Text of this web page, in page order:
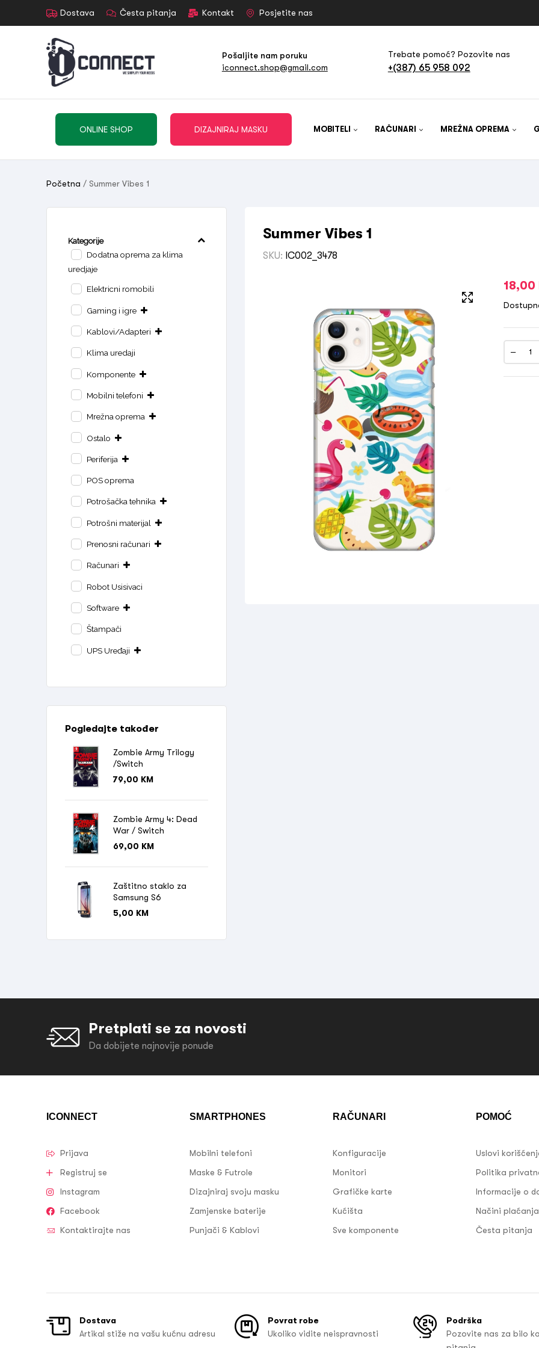
Dostava Česta pitanja Kontakt Posjetite nas
Pošaljite nam poruku
iconnect.shop@gmail.com
Trebate pomoć? Pozovite nas
+(387) 65 958 092
ONLINE SHOP DIZAJNIRAJ MASKU MOBITELI RAČUNARI MREŽNA OPREMA
Početna / Summer Vibes 1
Summer Vibes 1
SKU: IC002_3478
18,00
Kategorije
Dodatna oprema za klima
uredjaje
Elektricni romobili
Gaming i igre
Kablovi/Adapteri
Klima uredaji
Komponente
Mobilni telefoni
Mrežna oprema
Ostalo
Periferija
POS oprema
Potrošačka tehnika
Potrošni materijal
Prenosni računari
Računari
Robot Usisivaci
Software
Štampači
UPS Uređaji
Pogledajte također
Zombie Army Trilogy
/Switch
79,00 KM
Zombie Army 4: Dead
War / Switch
69,00 KM
Zaštitno staklo za
Samsung S6
5,00 KM
Pretplati se za novosti
Da dobijete najnovije ponude
ICONNECT
Prijava
Registruj se
Instagram
Facebook
Kontaktirajte nas
SMARTPHONES
Mobilni telefoni
Maske & Futrole
Dizajniraj svoju masku
Zamjenske baterije
Punjači & Kablovi
RAČUNARI
Konfiguracije
Monitori
Grafičke karte
Kućišta
Sve komponente
POMOĆ
Uslovi
Politika
Informacije o
Načini plaćanja
Česta pitanja
Dostava
Artikal stiže na vašu kućnu adresu
Povrat robe
Ukoliko vidite neispravnosti
Podrška
Pozovite nas za bilo